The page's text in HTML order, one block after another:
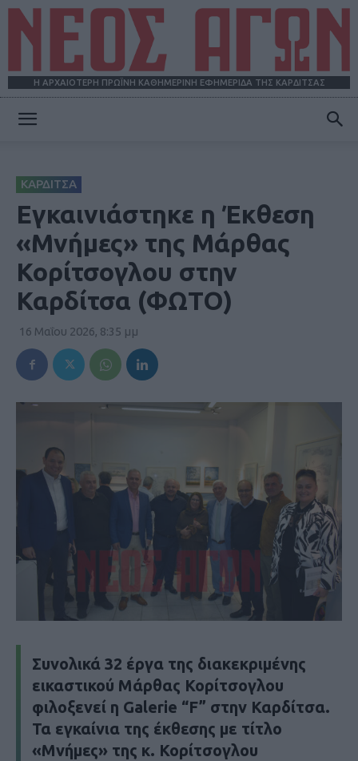
Η ΑΡΧΑΙΟΤΕΡΗ ΠΡΩΪΝΗ ΚΑΘΗΜΕΡΙΝΗ ΕΦΗΜΕΡΙΔΑ ΤΗΣ ΚΑΡΔΙΤΣΑΣ
ΚΑΡΔΙΤΣΑ
Εγκαινιάστηκε η Έκθεση
«Μνήμες» της Μάρθας
Κορίτσογλου στην
Καρδίτσα (ΦΩΤΟ)
16 Μαΐου 2026, 8:35 μμ
Συνολικά 32 έργα της διακεκριμένης
εικαστικού Μάρθας Κορίτσογλου
φιλοξενεί η Galerie “F” στην Καρδίτσα.
Τα εγκαίνια της έκθεσης με τίτλο
«Μνήμες» της κ. Κορίτσογλου